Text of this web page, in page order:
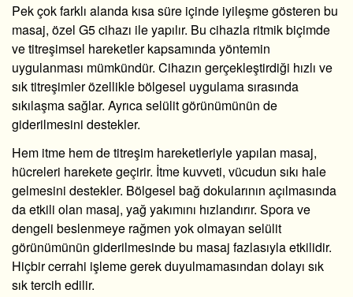
Pek çok farklı alanda kısa süre içinde iyileşme gösteren bu
masaj, özel G5 cihazı ile yapılır. Bu cihazla ritmik biçimde
ve titreşimsel hareketler kapsamında yöntemin
uygulanması mümkündür. Cihazın gerçekleştirdiği hızlı ve
sık titreşimler özellikle bölgesel uygulama sırasında
sıkılaşma sağlar. Ayrıca selülit görünümünün de
giderilmesini destekler.
Hem itme hem de titreşim hareketleriyle yapılan masaj,
hücreleri harekete geçirir. İtme kuvveti, vücudun sıkı hale
gelmesini destekler. Bölgesel bağ dokularının açılmasında
da etkili olan masaj, yağ yakımını hızlandırır. Spora ve
dengeli beslenmeye rağmen yok olmayan selülit
görünümünün giderilmesinde bu masaj fazlasıyla etkilidir.
Hiçbir cerrahi işleme gerek duyulmamasından dolayı sık
sık tercih edilir.